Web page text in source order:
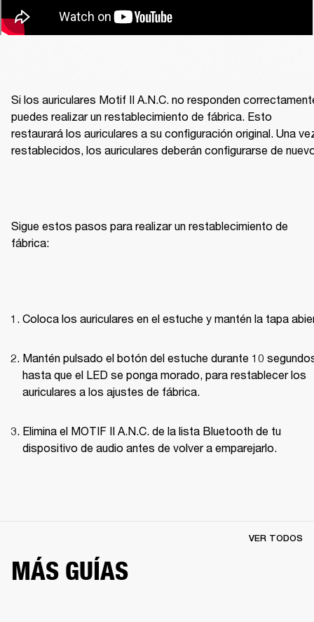
Si los auriculares Motif II A.N.C. no responden
puedes realizar un restablecimiento de fábrica. Esto
restaurará los auriculares a su configuración original. Una
restablecidos, los auriculares deberán configurarse de
Sigue estos pasos para realizar un restablecimiento de
fábrica:
Coloca los auriculares en el estuche y mantén la tapa
Mantén pulsado el botón del estuche durante 10
hasta que el LED se ponga morado, para restablecer los
auriculares a los ajustes de fábrica.
Elimina el MOTIF II A.N.C. de la lista Bluetooth de tu
dispositivo de audio antes de volver a emparejarlo.
MÁS GUÍAS
VER TODOS